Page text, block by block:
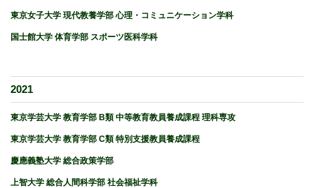
東京女子大学 現代教養学部 心理・コミュニケーション学科
国士館大学 体育学部 スポーツ医科学科
2021
東京学芸大学 教育学部 B類 中等教育教員養成課程 理科専攻
東京学芸大学 教育学部 C類 特別支援教員養成課程
慶應義塾大学 総合政策学部
上智大学 総合人間科学部 社会福祉学科